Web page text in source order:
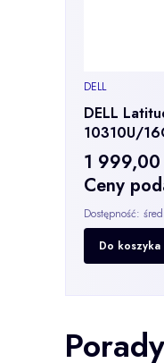
DELL
10310U/
PRODUCENT
DELL
Cena
1 999,00
Ceny
Dostępność:
Do koszyka